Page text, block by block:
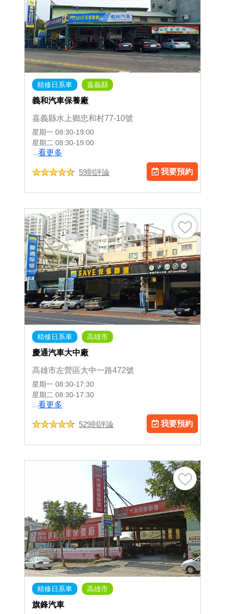
精修日系車 嘉義縣
義和汽車保養廠
嘉義縣水上鄉忠和村77-10號
星期一 08:30-19:00
星期二 08:30-19:00
...看更多
59則評論 我要預約
精修日系車 高雄市
慶通汽車大中廠
高雄市左營區大中一路472號
星期一 08:30-17:30
星期二 08:30-17:30
...看更多
529則評論 我要預約
精修日系車 高雄市
旗鋒汽車